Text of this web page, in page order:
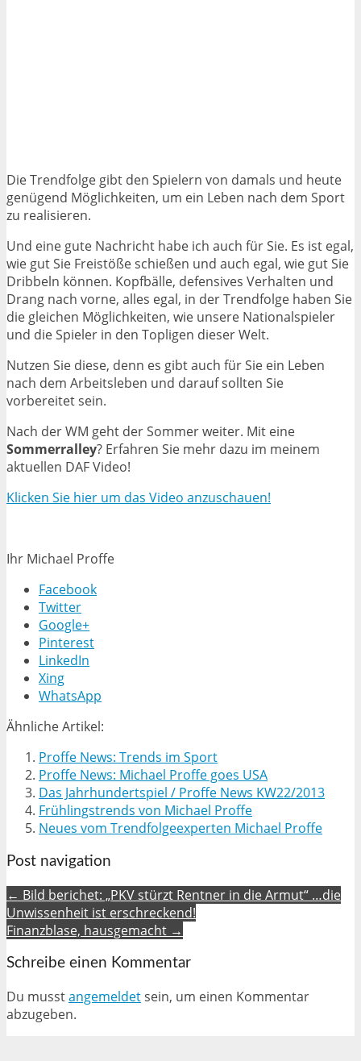
Die Trendfolge gibt den Spielern von damals und heute
genügend Möglichkeiten, um ein Leben nach dem Sport
zu realisieren.
Und eine gute Nachricht habe ich auch für Sie. Es ist egal,
wie gut Sie Freistöße schießen und auch egal, wie gut Sie
Dribbeln können. Kopfbälle, defensives Verhalten und
Drang nach vorne, alles egal, in der Trendfolge haben Sie
die gleichen Möglichkeiten, wie unsere Nationalspieler
und die Spieler in den Topligen dieser Welt.
Nutzen Sie diese, denn es gibt auch für Sie ein Leben
nach dem Arbeitsleben und darauf sollten Sie
vorbereitet sein.
Nach der WM geht der Sommer weiter. Mit eine
Sommerralley? Erfahren Sie mehr dazu im meinem
aktuellen DAF Video!
Klicken Sie hier um das Video anzuschauen!
Ihr Michael Proffe
Facebook
Twitter
Google+
Pinterest
LinkedIn
Xing
WhatsApp
Ähnliche Artikel:
Proffe News: Trends im Sport
Proffe News: Michael Proffe goes USA
Das Jahrhundertspiel / Proffe News KW22/2013
Frühlingstrends von Michael Proffe
Neues vom Trendfolgeexperten Michael Proffe
Post navigation
← Bild berichet: „PKV stürzt Rentner in die Armut“ …die
Unwissenheit ist erschreckend!
Finanzblase, hausgemacht →
Schreibe einen Kommentar
Du musstangemeldetsein, um einen Kommentar
abzugeben.